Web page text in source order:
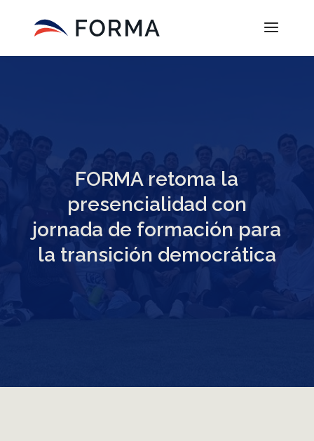
FORMA retoma la
presencialidad con
jornada de formación para
la transición democrática